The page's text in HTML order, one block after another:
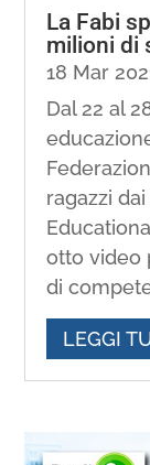
La Fabi
milioni di
18 Mar
Dal 22 al
ragazzi dai
otto video
di
LEGGI